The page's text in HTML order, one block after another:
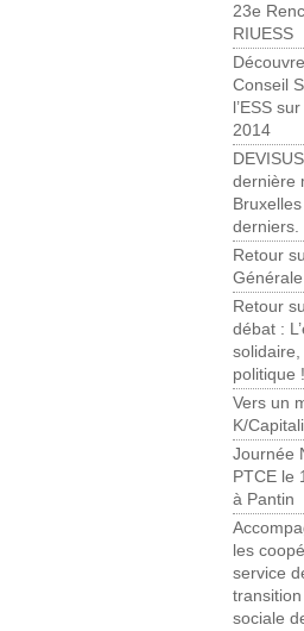
23e
RIUESS
Conseil
l’ESS
2014
dernière
derniers.
Retour
Retour
débat :
politique !
Vers un
K/
Journée
PTCE le
à Pantin
les
service
sociale